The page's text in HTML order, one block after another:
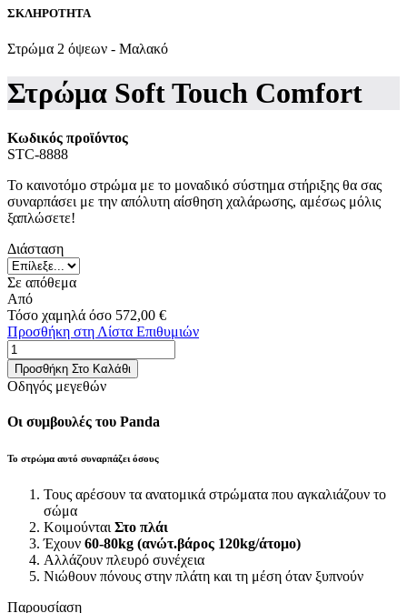
ΣΚΛΗΡΟΤΗΤΑ
Στρώμα 2 όψεων - Μαλακό
Στρώμα Soft Touch Comfort
Κωδικός προϊόντος
STC-8888
Το καινοτόμο στρώμα με το μοναδικό σύστημα στήριξης θα σας
συναρπάσει με την απόλυτη αίσθηση χαλάρωσης, αμέσως μόλις
ξαπλώσετε!
Διάσταση
Σε απόθεμα
Από
Τόσο χαμηλά όσο 572,00 €
Προσθήκη στη Λίστα Επιθυμιών
Προσθήκη Στο Καλάθι
Οδηγός μεγεθών
Οι συμβουλές του Panda
Το στρώμα αυτό συναρπάζει όσους
Τους αρέσουν τα ανατομικά στρώματα που αγκαλιάζουν το
σώμα
Κοιμούνται Στο πλάι
Έχουν 60-80kg (ανώτ.βάρος 120kg/άτομο)
Αλλάζουν πλευρό συνέχεια
Νιώθουν πόνους στην πλάτη και τη μέση όταν ξυπνούν
Παρουσίαση